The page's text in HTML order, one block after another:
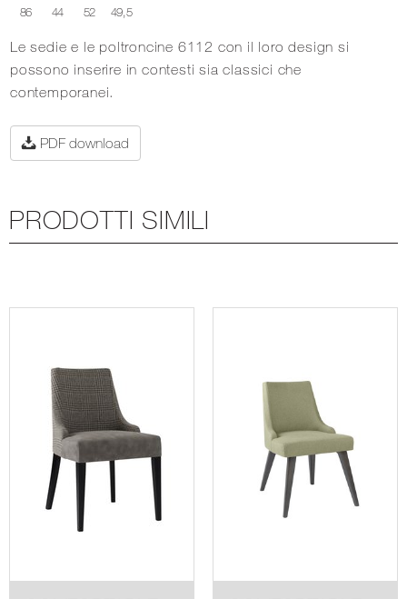
86 44 52 49,5
Le sedie e le poltroncine 6112 con il loro design si
possono inserire in contesti sia classici che
contemporanei.
PDF download
PRODOTTI SIMILI